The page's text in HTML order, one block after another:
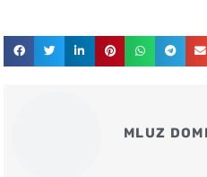
MLUZ